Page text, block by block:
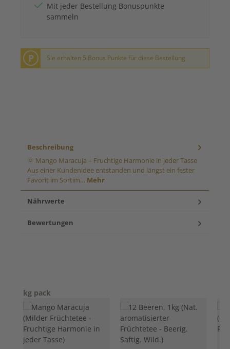
Mit jeder Bestellung Bonuspunkte
sammeln
P Sie erhalten 5 Bonus Punkte für diese Bestellung
Beschreibung
🌞 Mango Maracuja – Fruchtige Harmonie in jeder Tasse
Aus einer Kundenidee entstanden und längst ein fester
Favorit im Sortim… Mehr
Nährwerte
Bewertungen
Produktgalerie überspringen
kg pack